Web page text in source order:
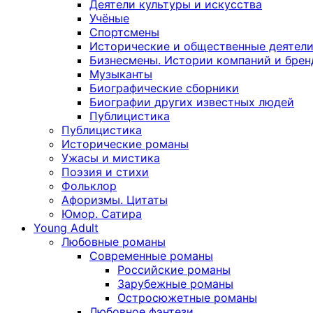
Деятели культуры и искусства
Учёные
Спортсмены
Исторические и общественные деятели
Бизнесмены. Истории компаний и
Музыканты
Биографические сборники
Биографии других известных людей
Публицистика
Публицистика
Исторические романы
Ужасы и мистика
Поэзия и стихи
Фольклор
Афоризмы. Цитаты
Юмор. Сатира
Young Adult
Любовные романы
Современные романы
Российские романы
Зарубежные романы
Остросюжетные романы